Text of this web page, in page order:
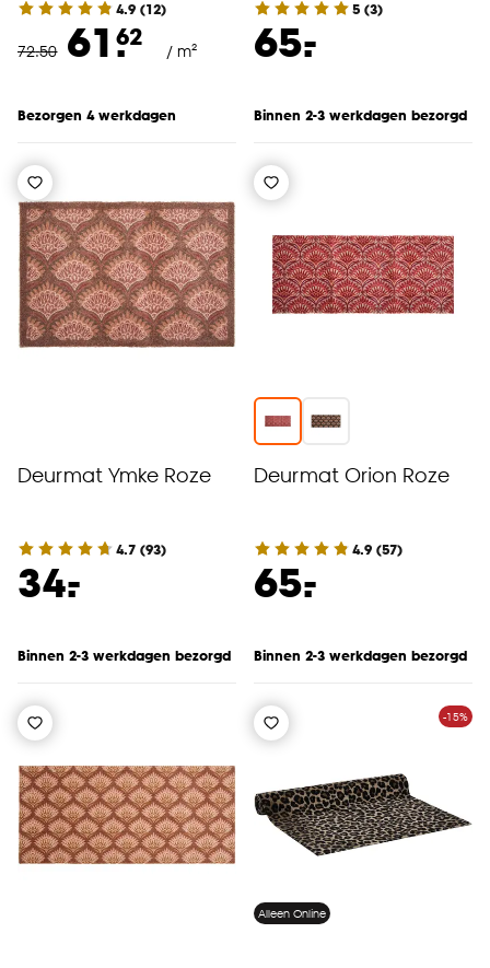
4.9 (12)
72.50 61.62
/ m²
Bezorgen 4 werkdagen
5 (3)
65.
-
Binnen 2-3 werkdagen bezorgd
Deurmat Ymke Roze
4.7 (93)
34.
-
Binnen 2-3 werkdagen bezorgd
Deurmat Orion Roze
4.9 (57)
65.
-
Binnen 2-3 werkdagen bezorgd
-15%
Alleen Online